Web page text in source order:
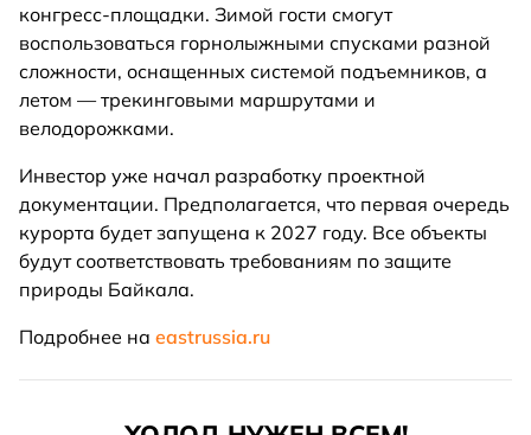
конгресс-площадки. Зимой гости смогут
воспользоваться горнолыжными спусками разной
сложности, оснащенных системой подъемников, а
летом — трекинговыми маршрутами и
велодорожками.
Инвестор уже начал разработку проектной
документации. Предполагается, что первая очередь
курорта будет запущена к 2027 году. Все объекты
будут соответствовать требованиям по защите
природы Байкала.
Подробнее на eastrussia.ru